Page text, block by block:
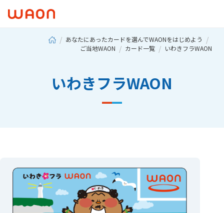
あなたにあったカードを選んでWAONをはじめよう
ご当地WAON
カード一覧 いわきフラWAON
いわきフラWAON